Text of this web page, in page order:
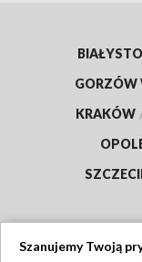
GORZÓW
KRAKÓW
Szanujemy Twoją